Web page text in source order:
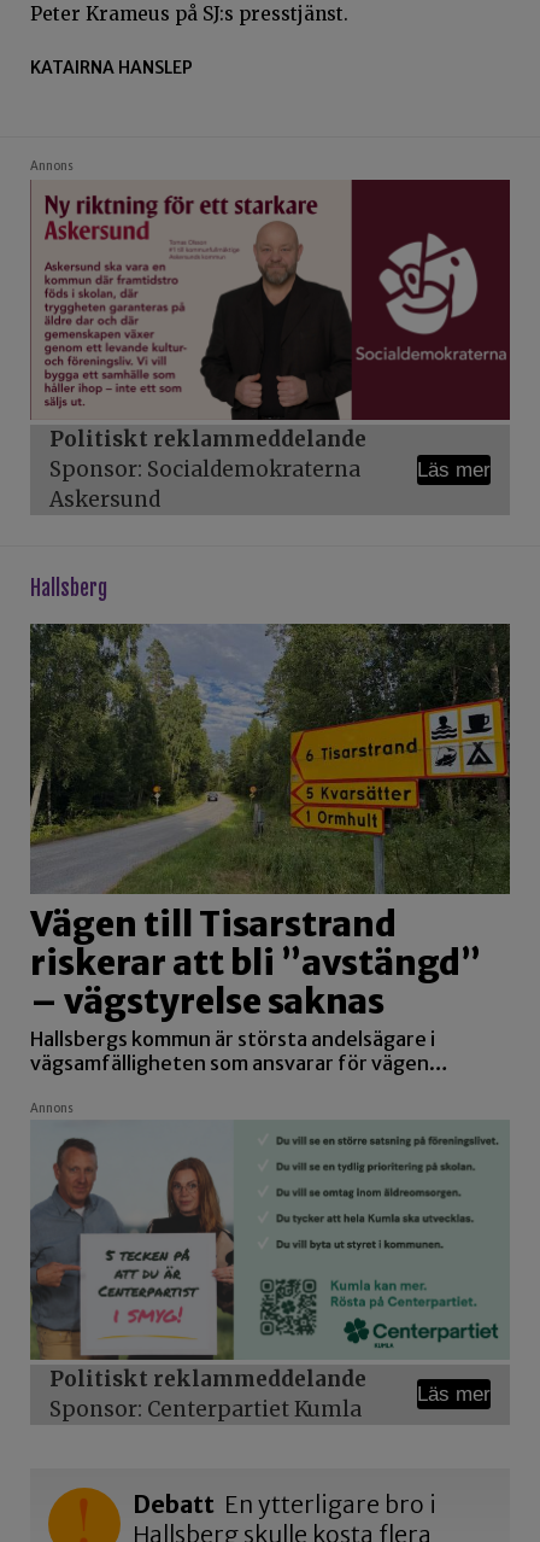
Peter Krameus på SJ:s presstjänst.
KATAIRNA HANSLEP
Annons
Politiskt reklammeddelande
Sponsor: Socialdemokraterna
Askersund
Läs mer
hallsberg
Vägen till Tisarstrand
riskerar att bli ”avstängd”
– vägstyrelse saknas
Hallsbergs kommun är största andelsägare i
vägsamfälligheten som ansvarar för vägen…
Annons
Politiskt reklammeddelande
Sponsor: Centerpartiet Kumla
Läs mer
Debatt En ytterligare bro i
Hallsberg skulle kosta flera